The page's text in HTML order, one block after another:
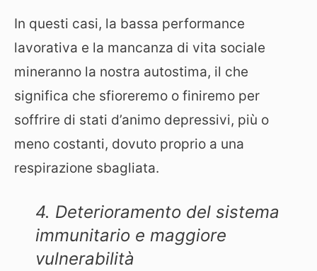
In questi casi, la bassa performance
lavorativa e la mancanza di vita sociale
mineranno la nostra autostima, il che
significa che sfioreremo o finiremo per
soffrire di stati d’animo depressivi, più o
meno costanti, dovuto proprio a una
respirazione sbagliata.
4. Deterioramento del sistema
immunitario e maggiore
vulnerabilità